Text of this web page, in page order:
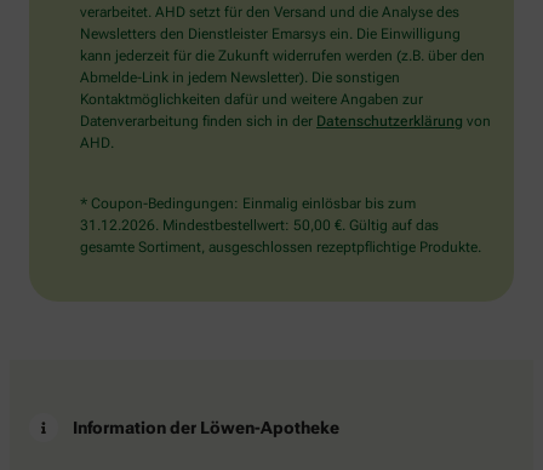
bitte
das
Flugzeug.
verarbeitet. AHD setzt für den Versand und die Analyse des
Newsletters den Dienstleister Emarsys ein. Die Einwilligung
kann jederzeit für die Zukunft widerrufen werden (z.B. über den
Abmelde-Link in jedem Newsletter). Die sonstigen
Kontaktmöglichkeiten dafür und weitere Angaben zur
Datenverarbeitung finden sich in der Datenschutzerklärung von
AHD.
* Coupon-Bedingungen: Einmalig einlösbar bis zum
31.12.2026. Mindestbestellwert: 50,00 €. Gültig auf das
gesamte Sortiment, ausgeschlossen rezeptpflichtige Produkte.
Information der Löwen-Apotheke